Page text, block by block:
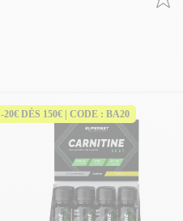
-20€ DÈS 150€ | CODE : BA20